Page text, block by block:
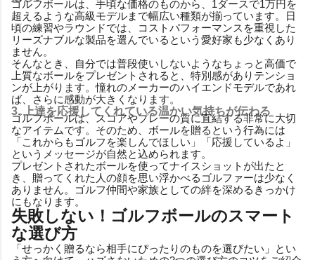
ゴルフボールは、手頃な価格のものから、1ダースで1万円を
超えるような高級モデルまで幅広い種類が揃っています。日
頃の練習やラウンドでは、コストパフォーマンスを重視した
リーズナブルな製品を選んでいるという愛好家も少なくあり
ません。
そんなとき、自分では普段使いしないようなちょっと高価で
上質なボールをプレゼントされると、特別感がありテンショ
ンが上がります。憧れのメーカーのハイエンドモデルであれ
ば、さらに感動が大きくなります。
3. 上達を応援してくれている温かい気持ちが伝わる
ゴルフボールは、スコアやプレーの質に直結する非常に大切
なアイテムです。そのため、ボールを贈るという行為には
「これからもゴルフを楽しんでほしい」「応援しているよ」
というメッセージが自然と込められます。
プレゼントされたボールを使ってナイスショットが出たと
き、贈ってくれた人の顔を思い浮かべるゴルファーは少なく
ありません。ゴルフ仲間や家族としての絆を深めるきっかけ
にもなります。
失敗しない！ゴルフボールのスマート
な選び方
「せっかく贈るなら相手にぴったりのものを選びたい」とい